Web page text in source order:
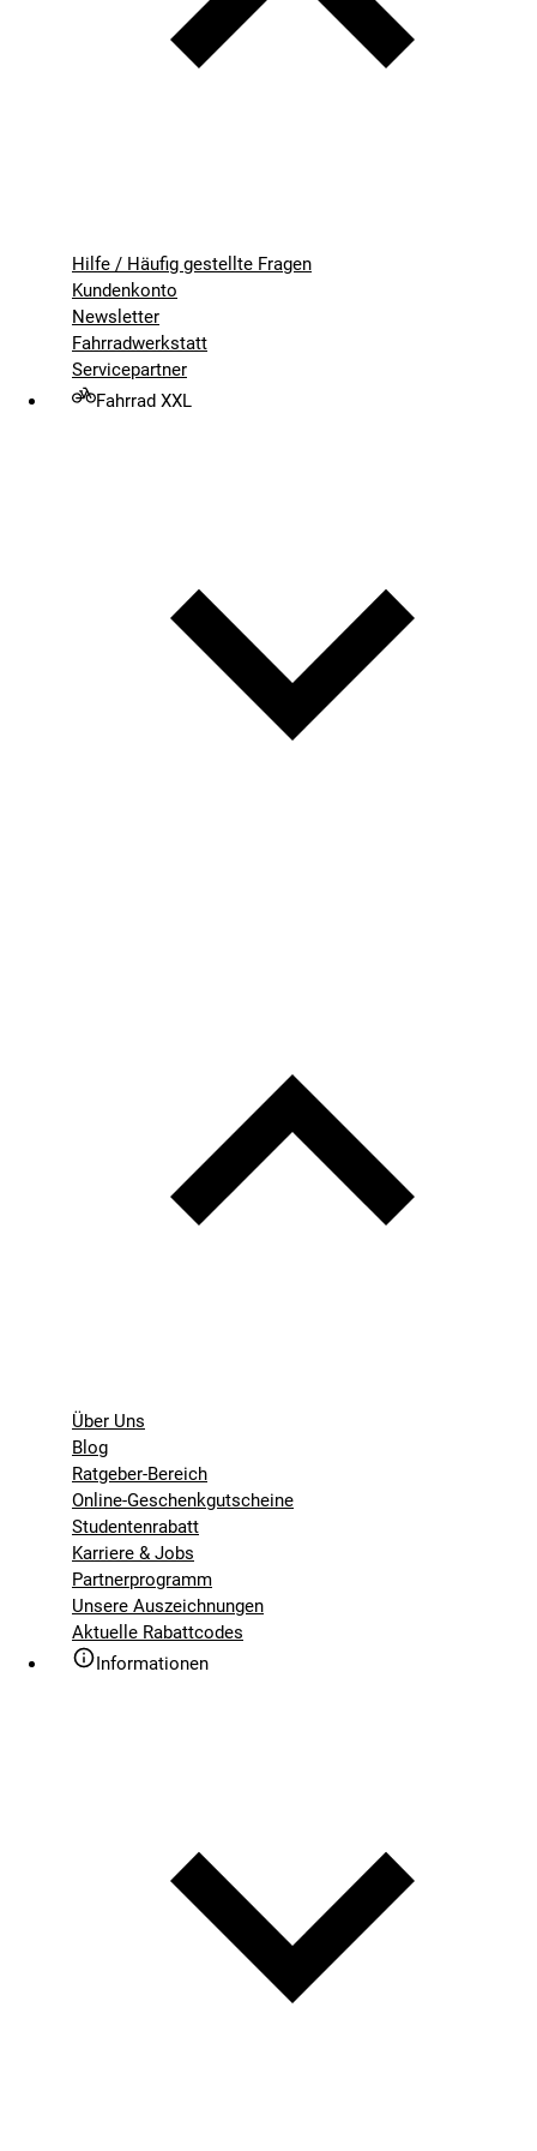
Hilfe / Häufig gestellte Fragen
Kundenkonto
Newsletter
Fahrradwerkstatt
Servicepartner
Fahrrad XXL
Über Uns
Blog
Ratgeber-Bereich
Online-Geschenkgutscheine
Studentenrabatt
Karriere & Jobs
Partnerprogramm
Unsere Auszeichnungen
Aktuelle Rabattcodes
Informationen